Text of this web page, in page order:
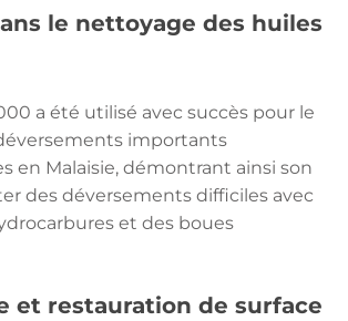
le nettoyage des huiles
a été utilisé avec succès pour le
importants
en Malaisie, démontrant ainsi son
des déversements difficiles avec
et des boues
et restauration de surface